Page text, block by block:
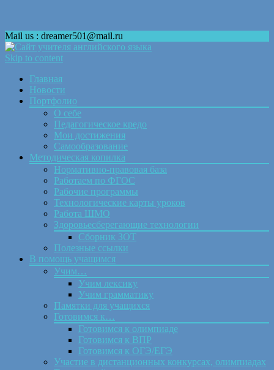
Mail us : dreamer501@mail.ru
Skip to content
Главная
Новости
Портфолио
О себе
Педагогическое кредо
Мои достижения
Самообразование
Методическая копилка
Нормативно-правовая база
Работаем по ФГОС
Рабочие программы
Технологические карты уроков
Работа ШМО
Здоровьесберегающие технологии
Сборник ЗОТ
Полезные ссылки
В помощь учащимся
Учим…
Учим лексику
Учим грамматику
Памятки для учащихся
Готовимся к…
Готовимся к олимпиаде
Готовимся к ВПР
Готовимся к ОГЭ/ЕГЭ
Участие в дистанционных конкурсах, олимпиадах